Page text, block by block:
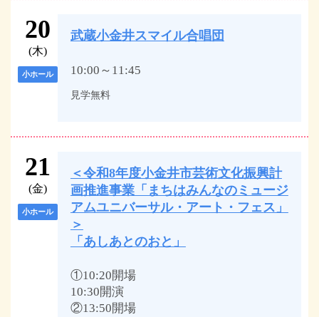
20
(木)
小ホール
武蔵小金井スマイル合唱団
10:00～11:45
見学無料
21
(金)
小ホール
＜令和8年度小金井市芸術文化振興計
画推進事業「まちはみんなのミュージ
アムユニバーサル・アート・フェス」
＞
「あしあとのおと」
①10:20開場
10:30開演
②13:50開場